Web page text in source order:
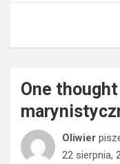
One thought
Oliwier
22 sierpnia,